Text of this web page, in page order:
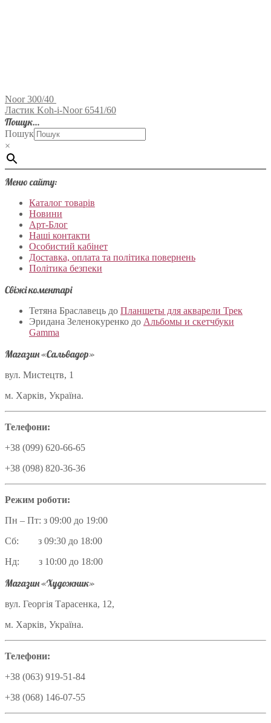
Noor 300/40
Ластик Koh-i-Noor 6541/60
Пошук…
Пошук
×
Меню сайту:
Каталог товарів
Новини
Арт-Блог
Наші контакти
Особистий кабінет
Доставка, оплата та політика повернень
Політика безпеки
Свіжі коментарі
Тетяна Браславець до Планшеты для акварели Трек
Эридана Зеленокуренко до Альбомы и скетчбуки
Gamma
Магазин «Сальвадор»
вул. Мистецтв, 1
м. Харків, Україна.
Телефони:
+38 (099) 620-66-65
+38 (098) 820-36-36
Режим роботи:
Пн – Пт: з 09:00 до 19:00
Сб: з 09:30 до 18:00
Нд: з 10:00 до 18:00
Магазин «Художник»
вул. Георгія Тарасенка, 12,
м. Харків, Україна.
Телефони:
+38 (063) 919-51-84
+38 (068) 146-07-55